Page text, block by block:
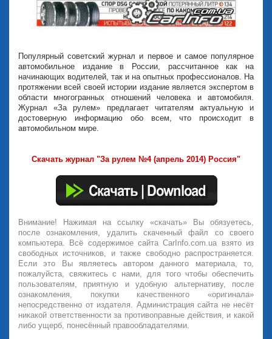
Популярный советский журнал и первое и самое популярное
автомобильное издание в России, рассчитанное как на
начинающих водителей, так и на опытных профессионалов. На
протяжении всей своей истории издание является экспертом в
области многогранных отношений человека и автомобиля.
Журнал «За рулем» предлагает читателям актуальную и
достоверную информацию обо всем, что происходит в
автомобильном мире.
Скачать журнал "За рулем №4 (апрель 2014) Россия"
Внимание! Нажимая на ссылку «скачать» Вы обязуетесь,
после ознакомления, удалить скаченный файл со своего
компьютера. Всё содержимое сайта CarInfo.com.ua взято из
свободных источников, и также свободно распространяется.
Если это Вы являетесь автором данного материала, то,
пожалуйста, свяжитесь с нами, для того чтобы обеспечить
пользователям, приятную и удобную альтернативу, после
ознакомления, покупки качественного «оригинала»
непосредственно от издателя. Администрация сайта не несёт
никакой ответственности за противоправные действия, и какой
либо ущерб, понесённый правообладателями.